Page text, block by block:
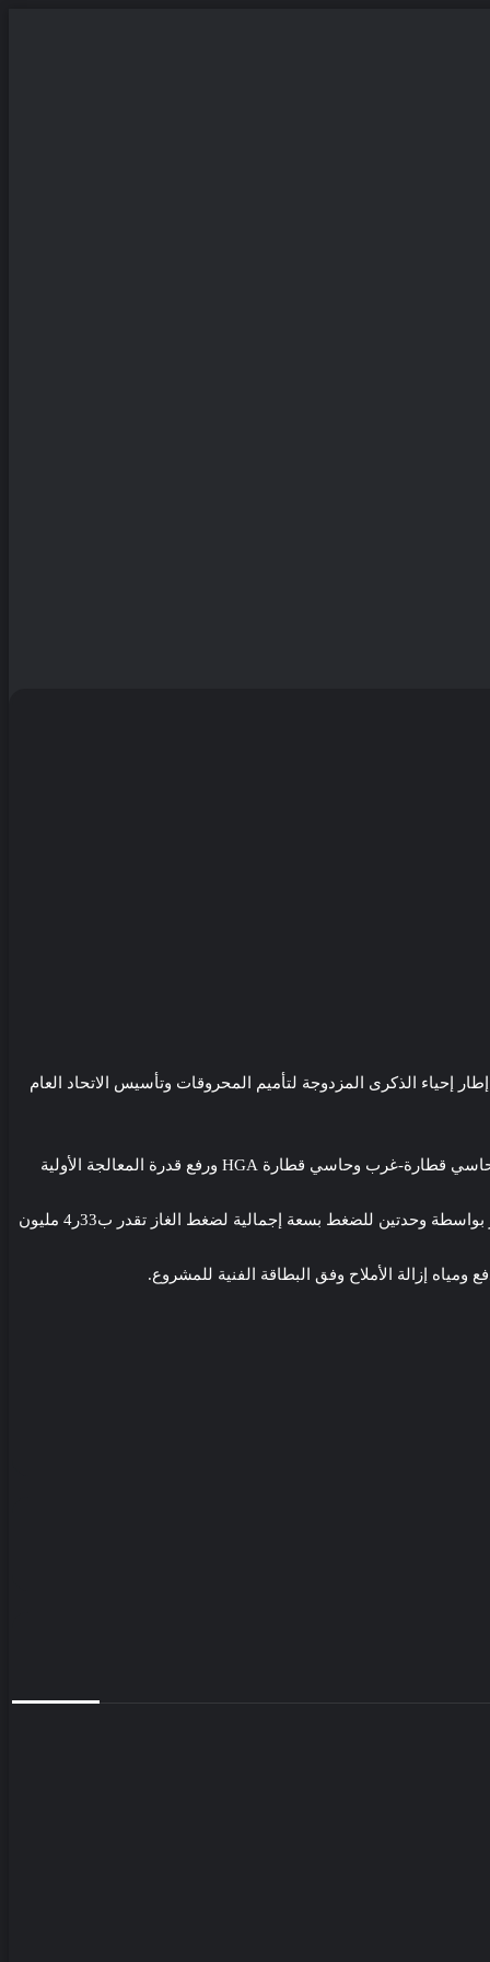
الذكرى المزدوجة لتأميم المحروقات وتأسيس الاتحاد العام
و من شأن هذه المنشأة تحسين انتاج النفط بتسهيل التدفق عبر شبكة الجمع للحقول الجنوبية لحاسي مسعود وهي حاسي طرفة وحاسي زعباط وحاسي قطارة-غرب وحاسي قطارة HGA ورفع قدرة المعالجة الأولية
كما يمكن هذا المركز من استرجاع واستغلال الغازات المصاحبة الناتجة عن الفصل وإرسالها إلى المركز الصناعي الجنوبي لضخها على مستوى الآبار بواسطة وحدتين للضغط بسعة إجمالية لضغط الغاز تقدر ب33ر4 مليون